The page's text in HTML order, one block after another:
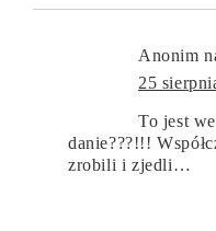
Anonim
25
To jest
danie???!!!
zrobili i zjedli…